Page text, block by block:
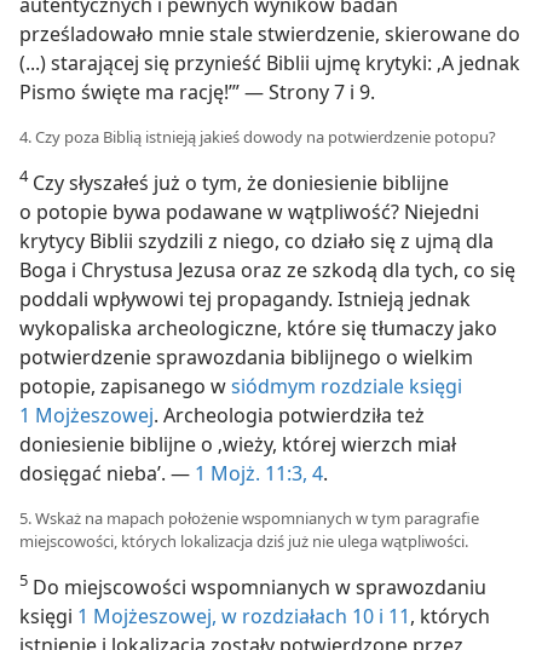
prześladowało mnie stale stwierdzenie, skierowane do
(...) starającej się przynieść Biblii ujmę krytyki: ‚A jednak
Pismo święte ma rację!’” — Strony 7 i 9.
4. Czy poza Biblią istnieją jakieś dowody na potwierdzenie potopu?
4Czy słyszałeś już o tym, że doniesienie biblijne
o potopie bywa podawane w wątpliwość? Niejedni
krytycy Biblii szydzili z niego, co działo się z ujmą dla
Boga i Chrystusa Jezusa oraz ze szkodą dla tych, co się
poddali wpływowi tej propagandy. Istnieją jednak
wykopaliska archeologiczne, które się tłumaczy jako
potwierdzenie sprawozdania biblijnego o wielkim
potopie, zapisanego wsiódmym rozdziale księgi
1 Mojżeszowej. Archeologia potwierdziła też
doniesienie biblijne o ‚wieży, której wierzch miał
dosięgać nieba’. — 1 Mojż. 11:3, 4.
5. Wskaż na mapach położenie wspomnianych w tym paragrafie
miejscowości, których lokalizacja dziś już nie ulega wątpliwości.
5 Do miejscowości wspomnianych w sprawozdaniu
księgi 1 Mojżeszowej, w rozdziałach 10 i 11, których
istnienie i lokalizacja zostały potwierdzone przez